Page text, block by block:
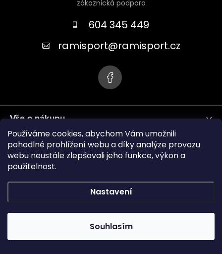
Používáme cookies, abychom Vám umožnili
pohodlné prohlížení webu a díky analýze provozu
webu neustále zlepšovali jeho funkce, výkon a
použitelnost.
Nastavení
Souhlasím
604 345 449
ramisport@ramisport.cz
Vše o nákupu
Informace pro vás
Copyright 2026RAMISPORT. Všechna práva vyhrazena.